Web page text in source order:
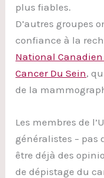
plus fiables.
D’autres groupes
confiance à la
National Canadien
Cancer Du Sein,
de la
Les membres de
généralistes – pas
être déjà des
de dépistage du